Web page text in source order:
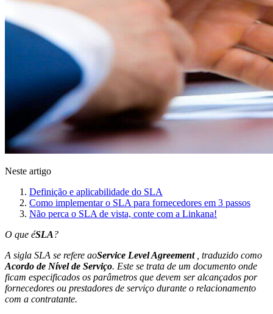
Neste artigo
Definição e aplicabilidade do SLA
Como implementar o SLA para fornecedores em 3 passos
Não perca o SLA de vista, conte com a Linkana!
O que éSLA?
A sigla SLA se refere aoService Level Agreement, traduzido como
Acordo de Nível de Serviço. Este se trata de um documento onde
ficam especificados os parâmetros que devem ser alcançados por
fornecedores ou prestadores de serviço durante o relacionamento
com a contratante.